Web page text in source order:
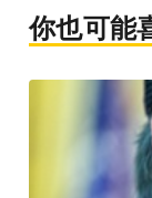
你也可能